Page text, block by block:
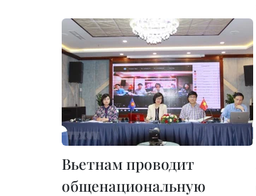
Вьетнам проводит
общенациональную